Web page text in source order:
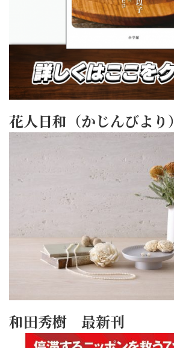
花人日和（かじんびより）
和田秀樹 最新刊